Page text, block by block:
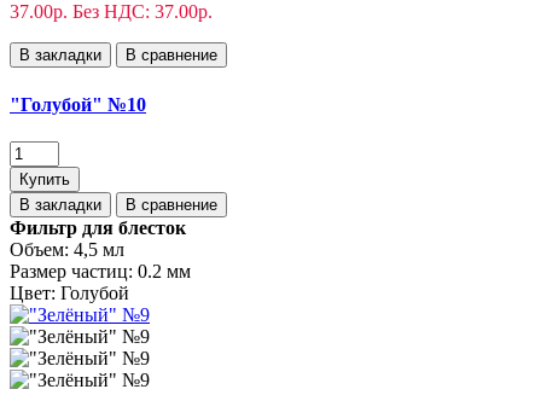
37.00р. Без НДС: 37.00р.
В закладки В сравнение
"Голубой" №10
Купить
В закладки
В сравнение
Фильтр для блесток
Объем: 4,5 мл
Размер частиц: 0.2 мм
Цвет: Голубой